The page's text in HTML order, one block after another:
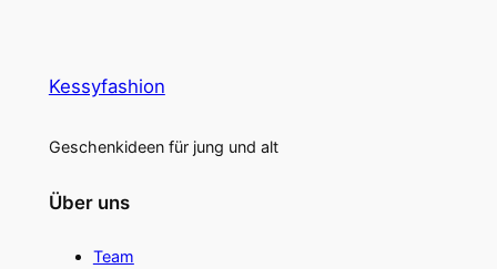
Kessyfashion
Geschenkideen für jung und alt
Über uns
Team